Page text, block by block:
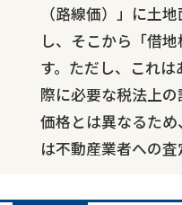
（路線価）」に土
し、そこから「借
す。ただし、これ
際に必要な税法上
価格とは異なるた
は不動産業者への査